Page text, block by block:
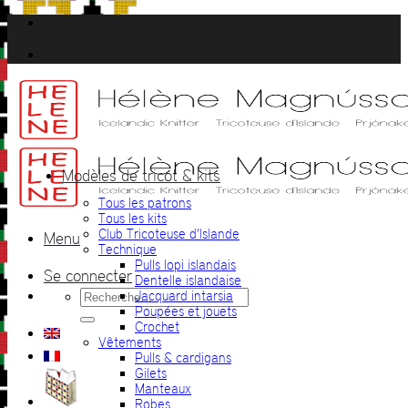
Passer
au
contenu
Menu
Se connecter
Recherche
pour :
Modèles de tricot & kits
Tous les patrons
Tous les kits
Club Tricoteuse d’Islande
Technique
Pulls lopi islandais
Dentelle islandaise
Jacquard intarsia
Poupées et jouets
Crochet
Vêtements
Pulls & cardigans
Gilets
Manteaux
Robes